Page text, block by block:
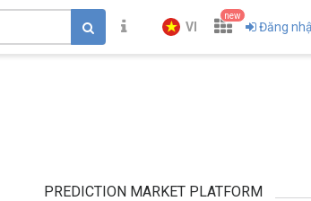
VI
new
Đăng
PREDICTION MARKET PLATFORM